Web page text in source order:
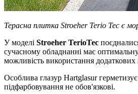
Терасна плитка Stroeher Terio Tec є
У моделі Stroeher TerioTec
сучасному обладнанні має
можливість використання
Особлива глазур Hartglasur
підфарбовування не обов'язкові.